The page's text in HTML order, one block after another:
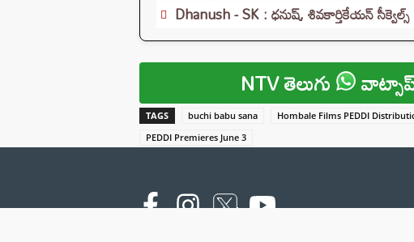
Dhanush - SK : ధనుష్, శివకార్తికేయన్
NTV తెలుగు
TAGS buchi babu sana Hombale Films PEDDI
PEDDI Premieres June 3